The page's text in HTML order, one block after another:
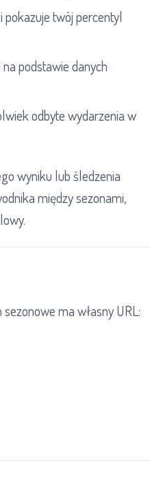
twój percentyl
podstawie danych
odbyte wydarzenia w
wyniku lub śledzenia
między sezonami,
ma własny URL: